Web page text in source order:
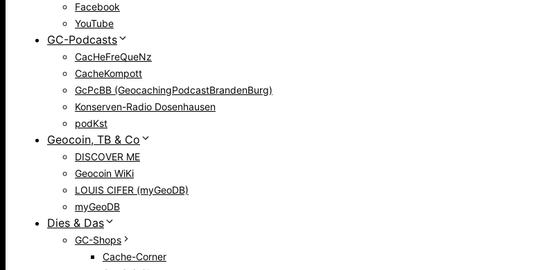
Facebook
YouTube
GC-Podcasts
CacHeFreQueNz
CacheKompott
GcPcBB (GeocachingPodcastBrandenBurg)
Konserven-Radio Dosenhausen
podKst
Geocoin, TB & Co
DISCOVER ME
Geocoin WiKi
LOUIS CIFER (myGeoDB)
myGeoDB
Dies & Das
GC-Shops
Cache-Corner